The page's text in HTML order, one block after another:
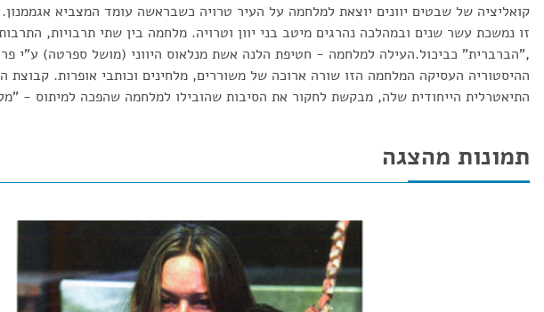
קואליציה של שבטים יוונים יוצאת למלחמה על העיר טרויה כשבראשה עומד המצביא
זו נמשכת עשר שנים ובמהלכה נהרגים מיטב בני יוון וטרויה. מלחמה בין שתי תרבויות,
,"הברברית" כביכול.העילה למלחמה - חטיפת הלנה אשת מנלאוס היווני (מושל ספרטה) ע"י
ההיסטוריה העסיקה המלחמה הזו שורה ארוכה של משוררים, מלחינים וכותבי אופרות.
התיאטרלית הייחודית שלה, מבקשת לחקור את הסיבות שהובילו למלחמה שהפכה למיתוס -
תמונות מהצגה